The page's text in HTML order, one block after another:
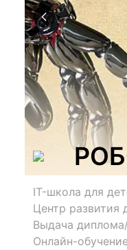
IT-школа для
Центр развития
Выдача
Онлайн-